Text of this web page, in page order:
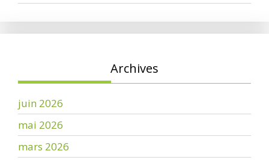
Archives
juin 2026
mai 2026
mars 2026